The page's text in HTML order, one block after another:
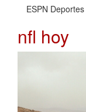
ESPN Deportes
nfl hoy